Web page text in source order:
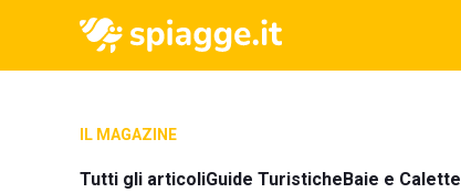
IL MAGAZINE
Tutti gli articoliGuide TuristicheBaie e Calette